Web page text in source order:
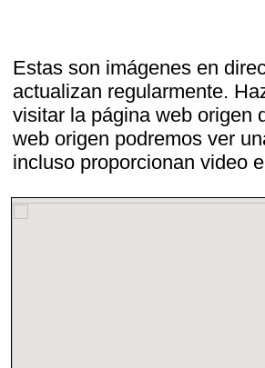
Estas son imágenes en
actualizan regularmente.
visitar la página web origen
web origen podremos ver
incluso proporcionan video